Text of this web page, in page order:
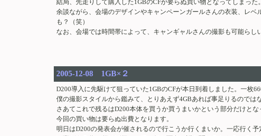
結局、先走りして購入した1GBのCFが要らぬ買い物となってしまった
余談ながら、会場のデザインやキャンペーンガールさんの衣装、レ
も？（笑）
なお、会場では時間帯によって、キャンギャルさんの撮影も可能らし
2005-12-08 1GB×２
D200導入に先駆けて狙っていた1GBのCFが本日到着しました。一枚
僕の撮影スタイルから鑑みて、とりあえず4GBあれば事足りるのでは
さあてこれで残るはD200本体を買うか買うまいかという部分だけと
今回の買い物は要らぬ出費となります。
明日はD200の発表会が催されるので行こうか行くまいか。一応行く